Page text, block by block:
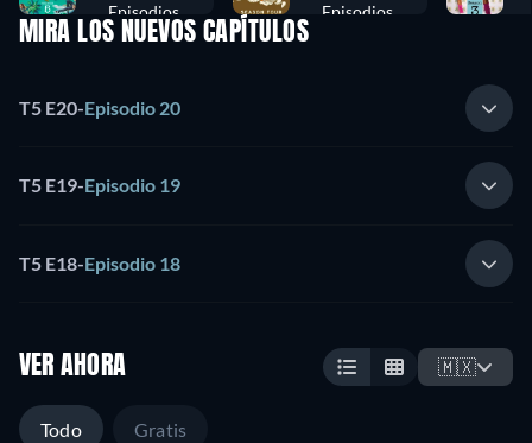
Episodios
Episodios
MIRA LOS NUEVOS CAPÍTULOS
T5 E20-Episodio 20
T5 E19-Episodio 19
T5 E18-Episodio 18
VER AHORA 🇲🇽
Todo Gratis